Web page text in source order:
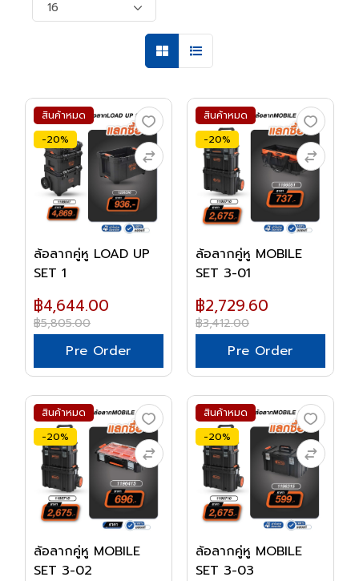
สินค้าหมด
-20%
ล้อลากคู่หู LOAD UP
SET 1
฿4,644.00
฿5,805.00
Pre Order
สินค้าหมด
-20%
ล้อลากคู่หู MOBILE
SET 3-01
฿2,729.60
฿3,412.00
Pre Order
สินค้าหมด
-20%
ล้อลากคู่หู MOBILE
SET 3-02
สินค้าหมด
-20%
ล้อลากคู่หู MOBILE
SET 3-03